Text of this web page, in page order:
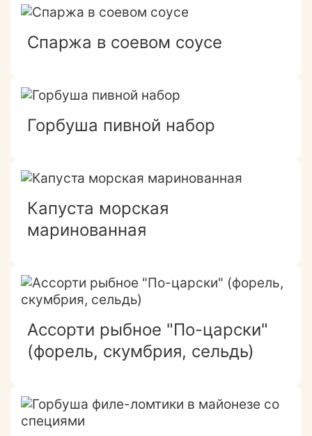
Спаржа в соевом соусе
Горбуша пивной набор
Капуста морская
маринованная
Ассорти рыбное "По-царски"
(форель, скумбрия, сельдь)